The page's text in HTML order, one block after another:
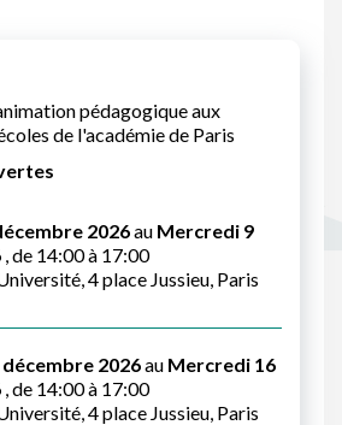
pédagogique aux
de l'académie de Paris
2026au Mercredi 9
, de 14:00 à 17:00
4 place Jussieu, Paris
2026au Mercredi 16
, de 14:00 à 17:00
4 place Jussieu, Paris